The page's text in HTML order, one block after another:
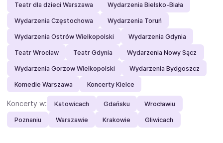
Teatr dla dzieci Warszawa Wydarzenia Bielsko-Biała
Wydarzenia Częstochowa Wydarzenia Toruń
Wydarzenia Ostrów Wielkopolski Wydarzenia Gdynia
Teatr Wrocław Teatr Gdynia Wydarzenia Nowy Sącz
Wydarzenia Gorzow Wielkopolski Wydarzenia Bydgoszcz
Komedie Warszawa Koncerty Kielce
Koncerty w: Katowicach Gdańsku Wrocławiu
Poznaniu Warszawie Krakowie Gliwicach